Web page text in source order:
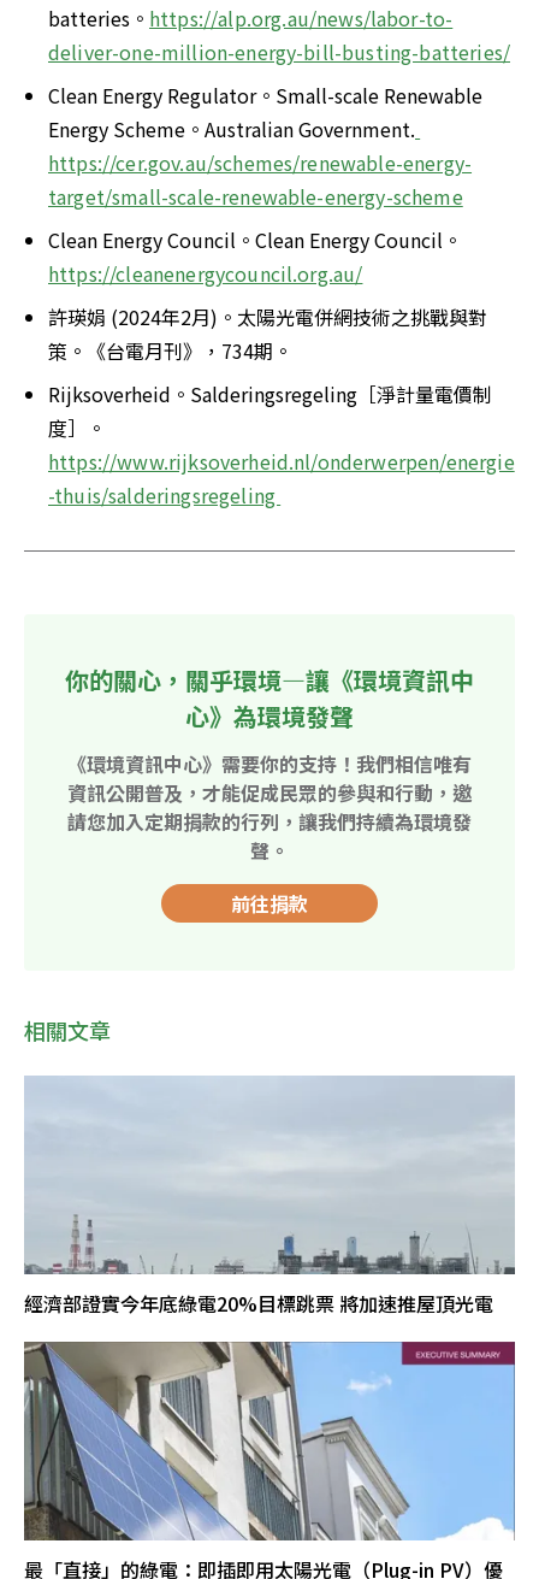
batteries。 https://alp.org.au/news/labor-to-
deliver-one-million-energy-bill-busting-batteries/
Clean Energy Regulator。Small-scale Renewable
Energy Scheme。Australian Government.
https://cer.gov.au/schemes/renewable-energy-
target/small-scale-renewable-energy-scheme
Clean Energy Council。Clean Energy Council。
https://cleanenergycouncil.org.au/
許瑛娟 (2024年2月)。太陽光電併網技術之挑戰與對
策。《台電月刊》，734期。
Rijksoverheid。Salderingsregeling［淨計量電價制
度］。
https://www.rijksoverheid.nl/onderwerpen/energie
-thuis/salderingsregeling
你的關心，關乎環境—讓《環境資訊中
心》為環境發聲
《環境資訊中心》需要你的支持！我們相信唯有
資訊公開普及，才能促成民眾的參與和行動，邀
請您加入定期捐款的行列，讓我們持續為環境發
聲。
前往捐款
相關文章
經濟部證實今年底綠電20%目標跳票 將加速推屋頂光電
最「直接」的綠電：即插即用太陽光電（Plug-in PV）優